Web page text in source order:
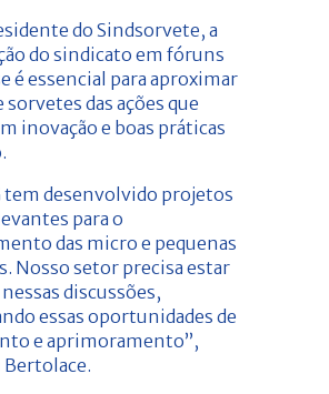
do Sindsorvete, a
do sindicato em fóruns
é essencial para aproximar
sorvetes das ações que
inovação e boas práticas
tem desenvolvido projetos
para o
das micro e pequenas
Nosso setor precisa estar
discussões,
essas oportunidades de
e aprimoramento”,